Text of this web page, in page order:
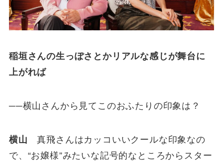
稲垣さんの生っぽさとかリアルな感じが舞台に
上がれば
──横山さんから見てこのおふたりの印象は？
横山 真飛さんはカッコいいクールな印象なの
で、“お嬢様”みたいな記号的なところからスター